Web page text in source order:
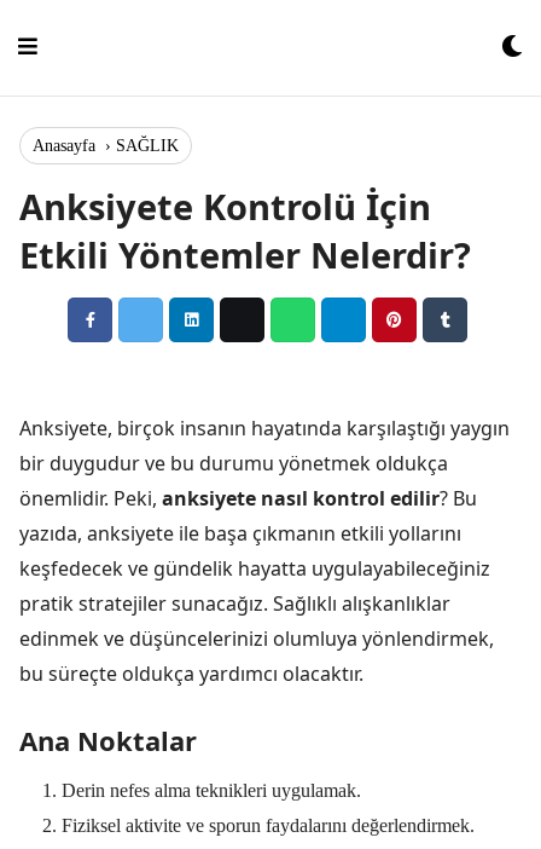
Anasayfa › SAĞLIK
Anksiyete Kontrolü İçin
Etkili Yöntemler Nelerdir?
Anksiyete, birçok insanın hayatında karşılaştığı yaygın
bir duygudur ve bu durumu yönetmek oldukça
önemlidir. Peki, anksiyete nasıl kontrol edilir? Bu
yazıda, anksiyete ile başa çıkmanın etkili yollarını
keşfedecek ve gündelik hayatta uygulayabileceğiniz
pratik stratejiler sunacağız. Sağlıklı alışkanlıklar
edinmek ve düşüncelerinizi olumluya yönlendirmek,
bu süreçte oldukça yardımcı olacaktır.
Ana Noktalar
Derin nefes alma teknikleri uygulamak.
Fiziksel aktivite ve sporun faydalarını değerlendirmek.